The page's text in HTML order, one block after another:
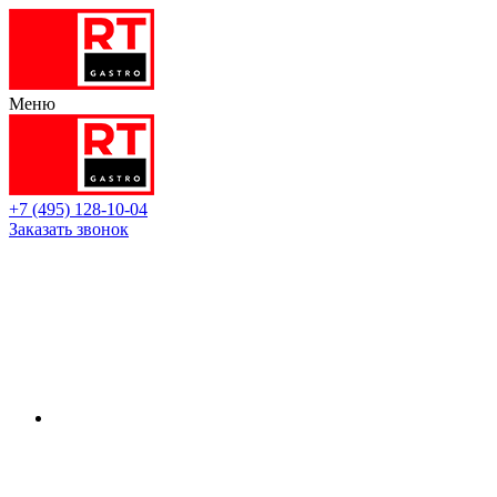
Меню
+7 (495) 128-10-04
Заказать звонок